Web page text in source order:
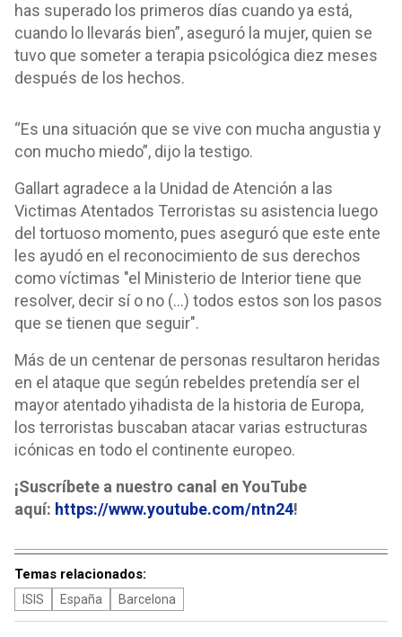
has superado los primeros días cuando ya está,
cuando lo llevarás bien”, aseguró la mujer, quien se
tuvo que someter a terapia psicológica diez meses
después de los hechos.
“Es una situación que se vive con mucha angustia y
con mucho miedo”, dijo la testigo.
Gallart agradece a la Unidad de Atención a las
Victimas Atentados Terroristas su asistencia luego
del tortuoso momento, pues aseguró que este ente
les ayudó en el reconocimiento de sus derechos
como víctimas "el Ministerio de Interior tiene que
resolver, decir sí o no (...) todos estos son los pasos
que se tienen que seguir".
Más de un centenar de personas resultaron heridas
en el ataque que según rebeldes pretendía ser el
mayor atentado yihadista de la historia de Europa,
los terroristas buscaban atacar varias estructuras
icónicas en todo el continente europeo.
¡Suscríbete a nuestro canal en YouTube
aquí: https://www.youtube.com/ntn24!
Temas relacionados:
ISIS España Barcelona